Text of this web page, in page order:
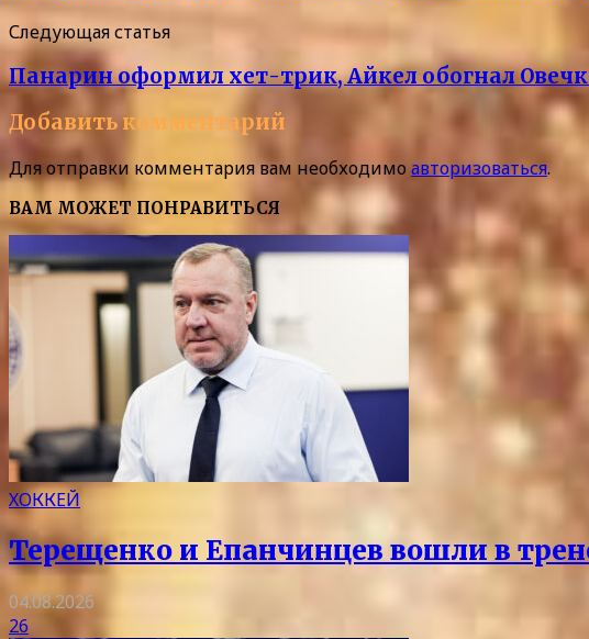
Следующая статья
Панарин оформил хет-трик, Айкел обогнал
Добавить комментарий
Для отправки комментария вам необходимоавторизоваться.
ВАМ МОЖЕТ ПОНРАВИТЬСЯ
ХОККЕЙ
Терещенко и Епанчинцев вошли в
04.08.2026
26